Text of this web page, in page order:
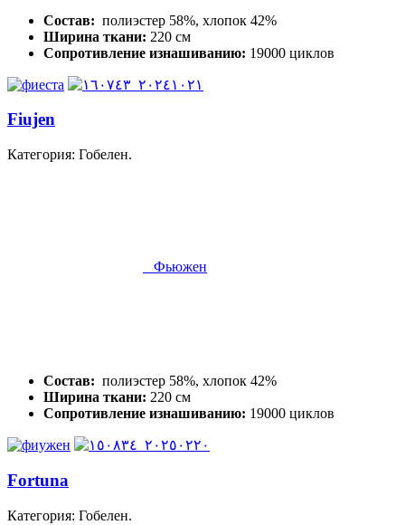
Состав: полиэстер 58%, хлопок 42%
Ширина ткани: 220 см
Сопротивление изнашиванию: 19000 циклов
Fiujen
Категория: Гобелен.
Фьюжен
Состав: полиэстер 58%, хлопок 42%
Ширина ткани: 220 см
Сопротивление изнашиванию: 19000 циклов
Fortuna
Категория: Гобелен.